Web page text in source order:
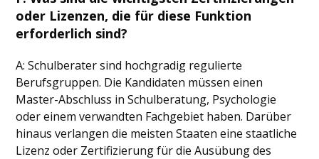
oder Lizenzen, die für diese Funktion
erforderlich sind?
A: Schulberater sind hochgradig regulierte
Berufsgruppen. Die Kandidaten müssen einen
Master-Abschluss in Schulberatung, Psychologie
oder einem verwandten Fachgebiet haben. Darüber
hinaus verlangen die meisten Staaten eine staatliche
Lizenz oder Zertifizierung für die Ausübung des